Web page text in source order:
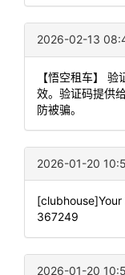
2026-02-13
【悟空租车】
效。验证码提供
防被骗。
2026-01-20
367249
2026-01-20